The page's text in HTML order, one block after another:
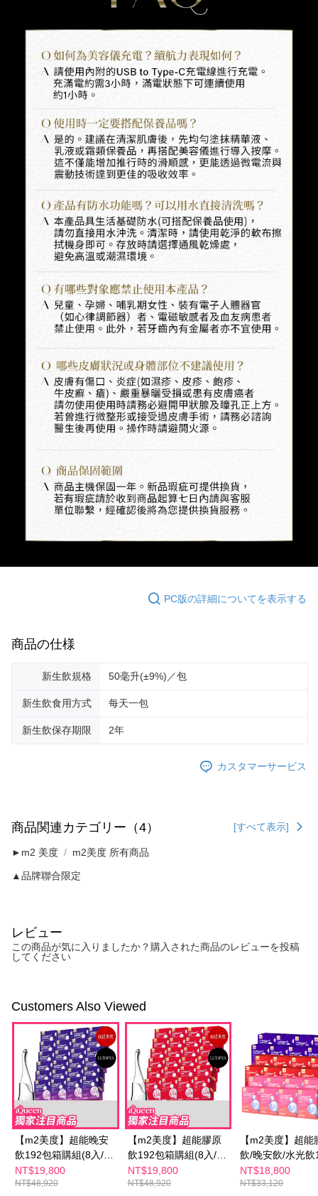
PC版の詳細についてを表示する
商品の仕様
新生飲規格 50毫升(±9%)／包
新生飲食用方式 每天一包
新生飲保存期限 2年
カスタマーサービス
商品関連カテゴリー（4） [すべて表示]
►m2 美度 m2美度 所有商品
▲品牌聯合限定
レビュー
この商品が気に入りましたか？購入された商品のレビューを投稿
してください
Customers Also Viewed
【m2美度】超能晚安
飲192包箱購組(8入/24
盒)+【LUDEYA】超緊
緻導入美容儀(1入) 超
NT$19,800
NT$48,920
【m2美度】超能膠原
飲192包箱購組(8入/24
盒)+【LUDEYA】超緊
緻導入美容儀(1入) 超
NT$19,800
NT$48,920
【m2美度】超能
飲/晚安飲/水光飲
包組-孫藝珍推薦
入/24盒 箱購組)
NT$18,800
NT$33,120